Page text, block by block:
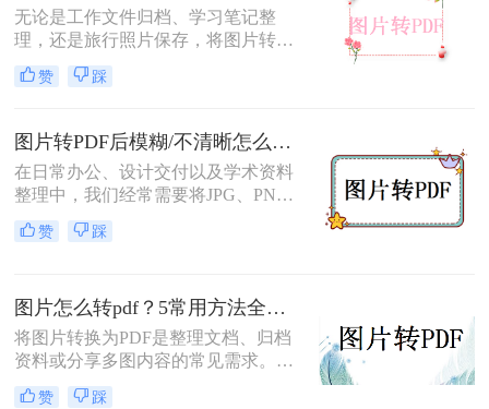
PDF格式。
无论是工作文件归档、学习笔记整
理，还是旅行照片保存，将图片转换
为PDF都能让内容更规范、更易分
享。那么如何图片转pdf呢？本文提供
5种常用方法，3分钟即可学会！
赞 踩
图片转PDF后模糊/不清晰怎么办？三种有效方法帮你解决！
在日常办公、设计交付以及学术资料
整理中，我们经常需要将JPG、PNG
等格式的图片合并转换为PDF文档。
然而，许多用户都遇到过这样一个令
变得模糊、边缘出现锯齿，甚至无法
进行高质量的打印。面对图片转PDF
后模糊/不清晰怎么办这一难题，很多
赞 踩
图片怎么转pdf？5常用方法全攻略！
将图片转换为PDF是整理文档、归档
资料或分享多图内容的常见需求。那
么图片怎么转pdf呢？本文系统梳理5
赞 踩